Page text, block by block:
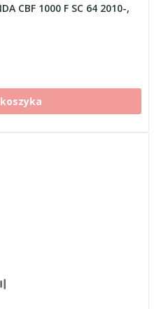
CBF 1000 F SC 64 2010-,